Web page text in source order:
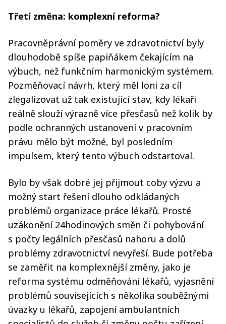
Třetí změna: komplexní reforma?
Pracovněprávní poměry ve zdravotnictví byly
dlouhodobě spíše papiňákem čekajícím na
výbuch, než funkčním harmonickým systémem.
Pozměňovací návrh, který měl loni za cíl
zlegalizovat už tak existující stav, kdy lékaři
reálně slouží výrazně více přesčasů než kolik by
podle ochranných ustanovení v pracovním
právu mělo být možné, byl posledním
impulsem, který tento výbuch odstartoval.
Bylo by však dobré jej přijmout coby výzvu a
možný start řešení dlouho odkládaných
problémů organizace práce lékařů. Prosté
uzákonění 24hodinových směn či pohybování
s počty legálních přesčasů nahoru a dolů
problémy zdravotnictví nevyřeší. Bude potřeba
se zaměřit na komplexnější změny, jako je
reforma systému odměňování lékařů, vyjasnění
problémů souvisejících s několika souběžnými
úvazky u lékařů, zapojení ambulantních